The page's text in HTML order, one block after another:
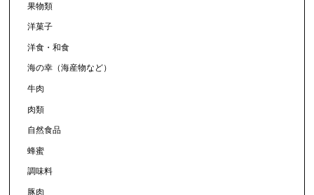
果物類
洋菓子
洋食・和食
海の幸（海産物など）
牛肉
肉類
自然食品
蜂蜜
調味料
豚肉